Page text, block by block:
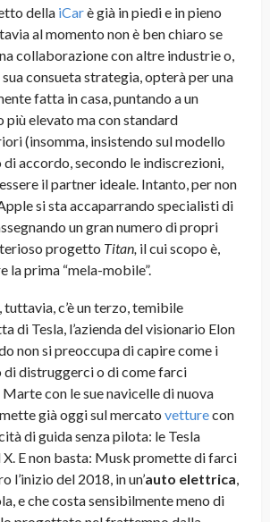
della iCarè già in piedi e in pieno
al momento non è ben chiaro se
collaborazione con altre industrie o,
consueta strategia, opterà per una
fatta in casa, puntando a un
elevato ma con standard
(insomma, insistendo sul modello
di accordo, secondo le indiscrezioni,
il partner ideale. Intanto, per non
si sta accaparrando specialisti di
un gran numero di propri
progetto Titan, il cui scopo è,
la prima “mela-mobile”.
c’è un terzo, temibile
di Tesla, l’azienda del visionario Elon
non si preoccupa di capire come i
distruggerci o di come farci
con le sue navicelle di nuova
già oggi sul mercato vetturecon
di guida senza pilota: le Tesla
E non basta: Musk promette di farci
l’inizio del 2018, in un’auto elettrica
e che costa sensibilmente meno di